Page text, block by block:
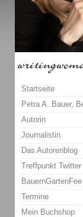
Startseite
Petra A. Bauer,
Autorin
Journalistin
Das Autorenblog
Treffpunkt Twitter
BauernGartenFee
Termine
Mein Buchshop